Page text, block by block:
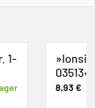
Nolting Art. Nr.